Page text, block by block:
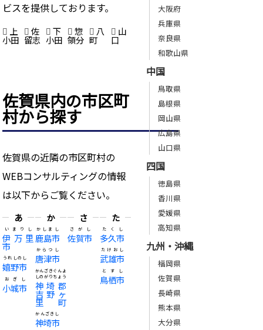
ビスを提供しております。
上
小田
佐
留志
下
小田
惣
領分
八
町
山
口
佐賀県内の市区町
村から探す
佐賀県の近隣の市区町村の
WEBコンサルティングの情報
は以下からご覧ください。
あ
伊万里
市
いまりし
嬉野市
うれしのし
小城市
おぎし
か
鹿島市
かしまし
唐津市
からつし
神埼郡
吉野ヶ
里町
かんざきぐんよ
しのがりちょう
神埼市
かんざきし
さ
佐賀市
さがし
た
多久市
たくし
武雄市
たけおし
鳥栖市
とすし
大阪府
兵庫県
奈良県
和歌山県
中国
鳥取県
島根県
岡山県
広島県
山口県
四国
徳島県
香川県
愛媛県
高知県
九州・沖縄
福岡県
佐賀県
長崎県
熊本県
大分県